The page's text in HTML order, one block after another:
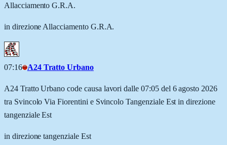
Allacciamento G.R.A.
in direzione Allacciamento G.R.A.
07:16 A24 Tratto Urbano
A24 Tratto Urbano code causa lavori dalle 07:05 del 6 agosto 2026
tra Svincolo Via Fiorentini e Svincolo Tangenziale Est in direzione
tangenziale Est
in direzione tangenziale Est